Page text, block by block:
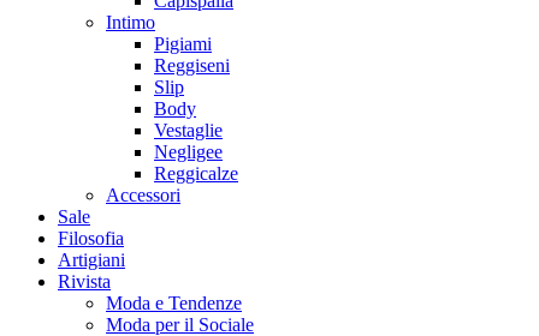
Intimo
Pigiami
Reggiseni
Slip
Body
Vestaglie
Negligee
Reggicalze
Accessori
Sale
Filosofia
Artigiani
Rivista
Moda e Tendenze
Moda per il Sociale